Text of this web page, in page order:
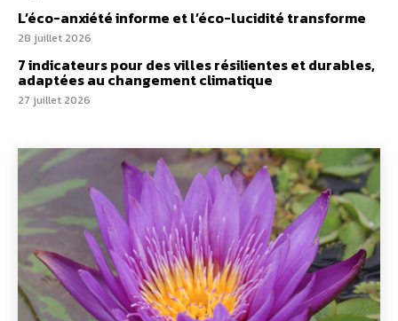
L’éco-anxiété informe et l’éco-lucidité transforme
28 juillet 2026
7 indicateurs pour des villes résilientes et durables,
adaptées au changement climatique
27 juillet 2026